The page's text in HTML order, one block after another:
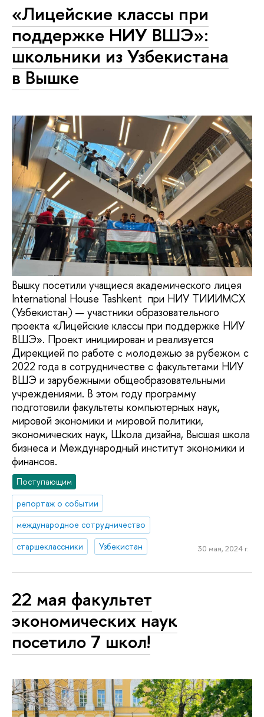
«Лицейские классы при
поддержке НИУ ВШЭ»:
школьники из Узбекистана
в Вышке
Вышку посетили учащиеся академического лицея
International House Tashkent при НИУ ТИИИМСХ
(Узбекистан) — участники образовательного
проекта «Лицейские классы при поддержке НИУ
ВШЭ». Проект инициирован и реализуется
Дирекцией по работе с молодежью за рубежом с
2022 года в сотрудничестве с факультетами НИУ
ВШЭ и зарубежными общеобразовательными
учреждениями. В этом году программу
подготовили факультеты компьютерных наук,
мировой экономики и мировой политики,
экономических наук, Школа дизайна, Высшая школа
бизнеса и Международный институт экономики и
финансов.
Поступающим
репортаж о событии
международное сотрудничество
старшеклассники
Узбекистан 30 мая, 2024 г.
22 мая факультет
экономических наук
посетило 7 школ!